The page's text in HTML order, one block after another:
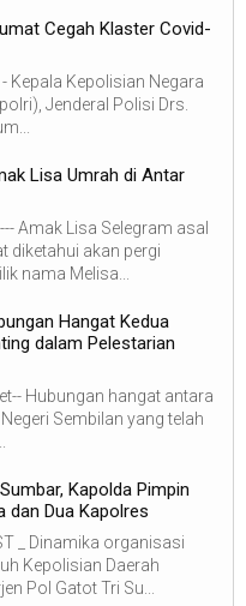
Cegah Klaster Covid-
Kepala Kepolisian Negara
Jenderal Polisi Drs.
Lisa Umrah di Antar
Amak Lisa Selegram asal
diketahui akan pergi
nama Melisa...
Hangat Kedua
dalam Pelestarian
Hubungan hangat antara
Sembilan yang telah
Kapolda Pimpin
dan Dua Kapolres
_ Dinamika organisasi
Kepolisian Daerah
Pol Gatot Tri Su...